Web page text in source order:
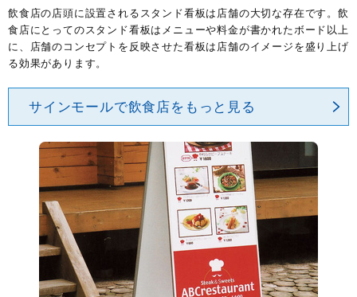
飲食店の店頭に設置されるスタンド看板は店舗の大切な存在です。飲
食店にとってのスタンド看板はメニューや料金が書かれたボード以上
に、店舗のコンセプトを反映させた看板は店舗のイメージを盛り上げ
る効果があります。
サインモールで飲食店をもっと見る